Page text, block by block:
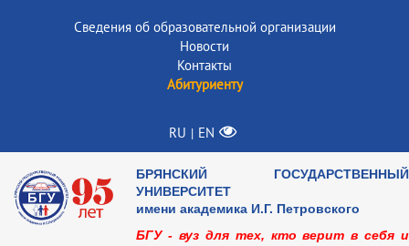
Сведения об образовательной организации
Новости
Контакты
Абитуриенту
RU | EN
БРЯНСКИЙ ГОСУДАРСТВЕННЫЙ
УНИВЕРСИТЕТ
имени академика И.Г. Петровского
БГУ - вуз для тех, кто верит в себя и